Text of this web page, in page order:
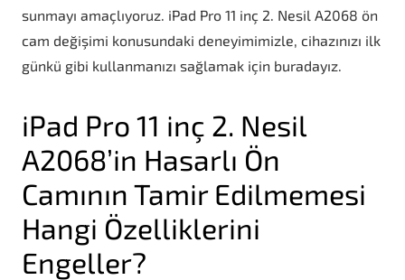
sunmayı amaçlıyoruz. iPad Pro 11 inç 2. Nesil A2068 ön
cam değişimi konusundaki deneyimimizle, cihazınızı ilk
günkü gibi kullanmanızı sağlamak için buradayız.
iPad Pro 11 inç 2. Nesil
A2068’in Hasarlı Ön
Camının Tamir Edilmemesi
Hangi Özelliklerini
Engeller?